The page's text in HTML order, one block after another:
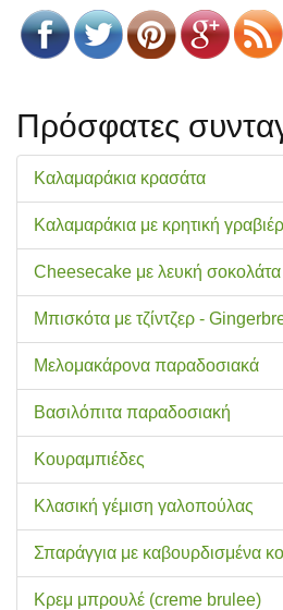
Πρόσφατες
Καλαμαράκια κρασάτα
Καλαμαράκια με κρητική
Cheesecake με λευκή σοκολάτα
Μπισκότα με τζίντζερ -
Μελομακάρονα παραδοσιακά
Βασιλόπιτα παραδοσιακή
Κουραμπιέδες
Κλασική γέμιση γαλοπούλας
Σπαράγγια με καβουρδισμένα
Κρεμ μπρουλέ (creme brulee)